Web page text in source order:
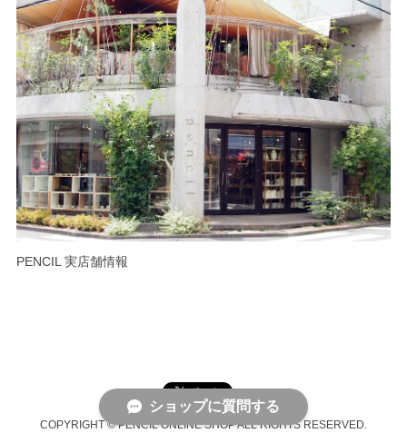
PENCIL 実店舗情報
COPYRIGHT © PENCIL ONLINE SHOP ALL RIGHTS RESERVED.
ショップに質問する